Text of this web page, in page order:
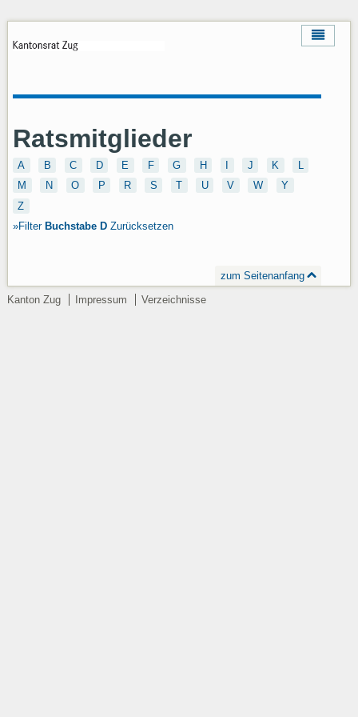
Ratsmitglieder
A B C D E F G H I J K
L
M
N O P R S T U V W
Y
Z
Filter Buchstabe D Zurücksetzen
zum Seitenanfang
Kanton Zug
Impressum Verzeichnisse